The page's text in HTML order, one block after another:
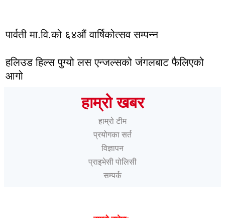
पार्वती मा.वि.को ६४औं वार्षिकोत्सव सम्पन्न
हलिउड हिल्स पुग्यो लस एन्जल्सको जंगलबाट फैलिएको
आगो
हाम्रो खबर
हाम्रो टीम
प्रयोगका सर्त
विज्ञापन
प्राइभेसी पोलिसी
सम्पर्क